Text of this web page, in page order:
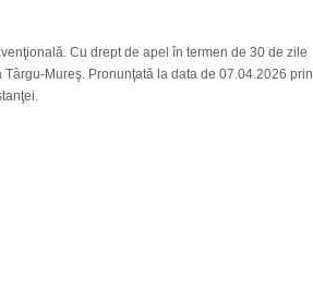
Cu drept de apel în termen de 30 de zile
Mureş. Pronunţată la data de 07.04.2026 prin